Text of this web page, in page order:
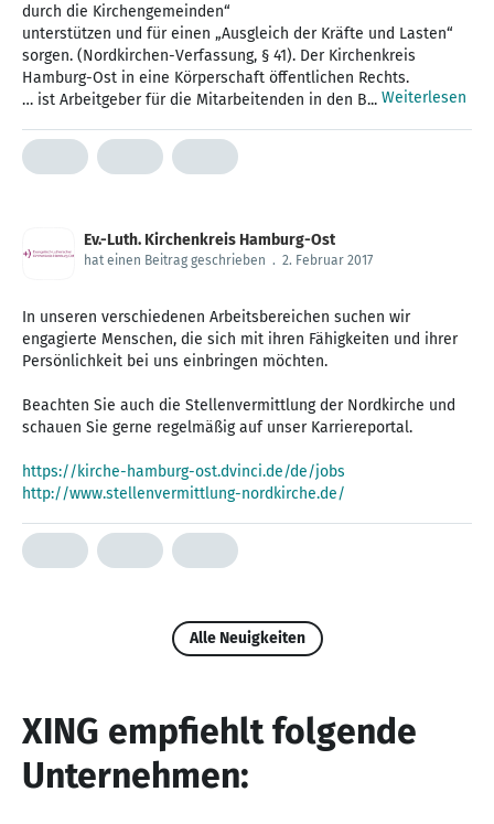
durch die Kirchengemeinden“
unterstützen und für einen „Ausgleich der Kräfte und Lasten“
sorgen. (Nordkirchen-Verfassung, § 41). Der Kirchenkreis
Hamburg-Ost in eine Körperschaft öffentlichen Rechts.
… ist Arbeitgeber für die Mitarbeitenden in den B... Weiterlesen
Ev.-Luth. Kirchenkreis Hamburg-Ost
hat einen Beitrag geschrieben . 2. Februar 2017
In unseren verschiedenen Arbeitsbereichen suchen wir
engagierte Menschen, die sich mit ihren Fähigkeiten und ihrer
Persönlichkeit bei uns einbringen möchten.
Beachten Sie auch die Stellenvermittlung der Nordkirche und
schauen Sie gerne regelmäßig auf unser Karriereportal.
https://kirche-hamburg-ost.dvinci.de/de/jobs
http://www.stellenvermittlung-nordkirche.de/
Alle Neuigkeiten
XING empfiehlt folgende
Unternehmen: